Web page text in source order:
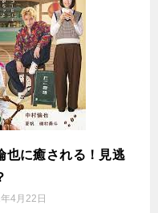
也に癒される！見逃
4月22日